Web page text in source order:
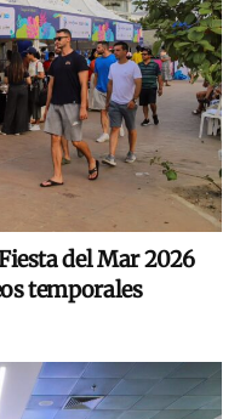
del Mar 2026
temporales